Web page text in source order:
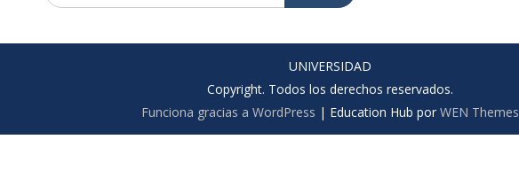
UNIVERSIDAD
Copyright. Todos los derechos reservados.
Funciona gracias a WordPress | Education Hub por WEN Themes